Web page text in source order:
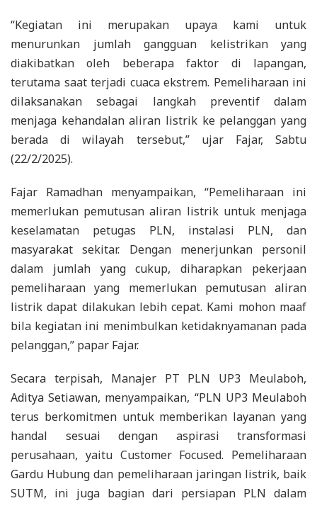
“Kegiatan ini merupakan upaya kami untuk
menurunkan jumlah gangguan kelistrikan yang
diakibatkan oleh beberapa faktor di lapangan,
terutama saat terjadi cuaca ekstrem. Pemeliharaan ini
dilaksanakan sebagai langkah preventif dalam
menjaga kehandalan aliran listrik ke pelanggan yang
berada di wilayah tersebut,” ujar Fajar, Sabtu
(22/2/2025).
Fajar Ramadhan menyampaikan, “Pemeliharaan ini
memerlukan pemutusan aliran listrik untuk menjaga
keselamatan petugas PLN, instalasi PLN, dan
masyarakat sekitar. Dengan menerjunkan personil
dalam jumlah yang cukup, diharapkan pekerjaan
pemeliharaan yang memerlukan pemutusan aliran
listrik dapat dilakukan lebih cepat. Kami mohon maaf
bila kegiatan ini menimbulkan ketidaknyamanan pada
pelanggan,” papar Fajar.
Secara terpisah, Manajer PT PLN UP3 Meulaboh,
Aditya Setiawan, menyampaikan, “PLN UP3 Meulaboh
terus berkomitmen untuk memberikan layanan yang
handal sesuai dengan aspirasi transformasi
perusahaan, yaitu Customer Focused. Pemeliharaan
Gardu Hubung dan pemeliharaan jaringan listrik, baik
SUTM, ini juga bagian dari persiapan PLN dalam